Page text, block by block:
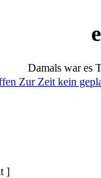
Damals war es
Zur Zeit kein
]